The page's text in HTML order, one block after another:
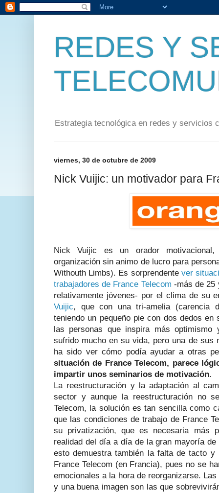
REDES Y
Estrategia tecnológica en redes y servicios
viernes, 30 de octubre de 2009
Nick Vuijic: un motivador para
Nick Vuijic es un orador
organización sin animo de lucro para
Withouth Limbs). Es sorprendente ver
trabajadores de France Telecom -más de 25
relativamente jóvenes- por el clima de su
Vuijic, que con una tri-amelia (carencia
teniendo un pequeño pie con dos dedos
las personas que inspira más
sufrido mucho en su vida, pero una de sus
ha sido ver cómo podía ayudar a otras
situación de France Telecom, parece
impartir unos seminarios de motivación.
La reestructuración y la adaptación al
sector y aunque la reestructuración no
Telecom, la solución es tan sencilla como
que las condiciones de trabajo de France
su privatización, que es necesaria más
realidad del día a día de la gran mayoría
esto demuestra también la falta de tacto y
France Telecom (en Francia), pues no se
emocionales a la hora de reorganizarse.
y una buena imagen son las que